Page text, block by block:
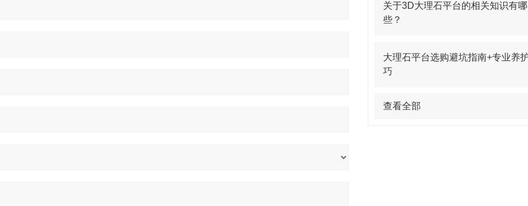
关于3D大理石平台的相关知识有哪
些？
大理石平台选购避坑指南+专业养
巧
查看全部